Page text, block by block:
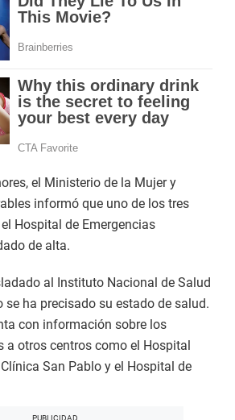
el Ministerio de la Mujer y
informó que uno de los tres
Hospital de Emergencias
de alta.
al Instituto Nacional de Salud
se ha precisado su estado de salud.
con información sobre los
a otros centros como el Hospital
San Pablo y el Hospital de